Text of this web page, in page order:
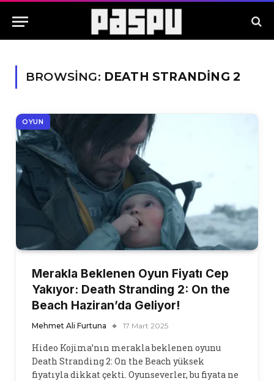
BROWSING: DEATH STRANDING 2
OYUN
Merakla Beklenen Oyun Fiyatı Cep
Yakıyor: Death Stranding 2: On the
Beach Haziran’da Geliyor!
Mehmet Ali Furtuna 17 Mart 2025
Hideo Kojima’nın merakla beklenen oyunu
Death Stranding 2: On the Beach yüksek
fiyatıyla dikkat çekti. Oyunseverler, bu fiyata ne